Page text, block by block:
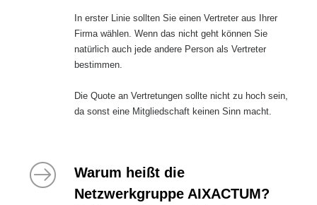
In erster Linie sollten Sie einen Vertreter aus Ihrer
Firma wählen. Wenn das nicht geht können Sie
natürlich auch jede andere Person als Vertreter
bestimmen.
Die Quote an Vertretungen sollte nicht zu hoch sein,
da sonst eine Mitgliedschaft keinen Sinn macht.
Warum heißt die
Netzwerkgruppe AIXACTUM?